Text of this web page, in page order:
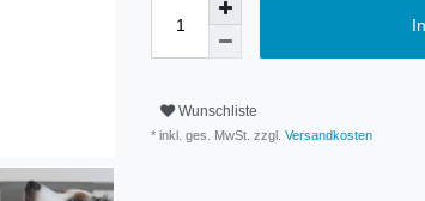
Wunschliste
* inkl. ges. MwSt. zzgl. Versandkosten